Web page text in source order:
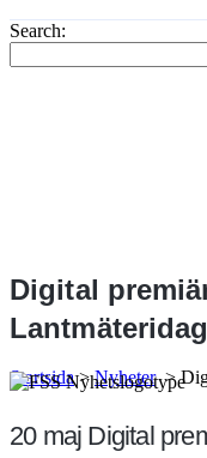
Search:
Digital
Startsida>Nyheter >
20 maj Digital